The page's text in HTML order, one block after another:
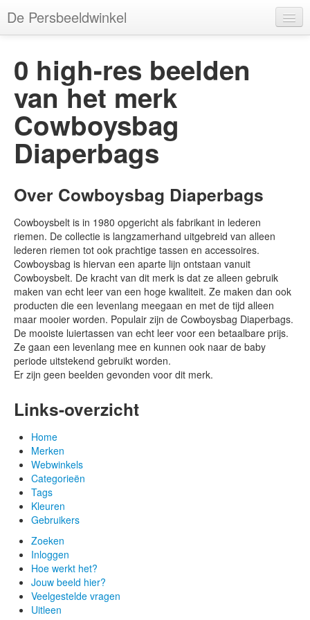
De Persbeeldwinkel
Webwinkels
Categorieën
Tags
Kleuren
Account
0 high-res beelden
van het merk
Cowboysbag
Diaperbags
Over Cowboysbag Diaperbags
Cowboysbelt is in 1980 opgericht als fabrikant in lederen
riemen. De collectie is langzamerhand uitgebreid van alleen
lederen riemen tot ook prachtige tassen en accessoires.
Cowboysbag is hiervan een aparte lijn ontstaan vanuit
Cowboysbelt. De kracht van dit merk is dat ze alleen gebruik
maken van echt leer van een hoge kwaliteit. Ze maken dan ook
producten die een levenlang meegaan en met de tijd alleen
maar mooier worden. Populair zijn de Cowboysbag Diaperbags.
De mooiste luiertassen van echt leer voor een betaalbare prijs.
Ze gaan een levenlang mee en kunnen ook naar de baby
periode uitstekend gebruikt worden.
Er zijn geen beelden gevonden voor dit merk.
Links-overzicht
Home
Merken
Webwinkels
Categorieën
Tags
Kleuren
Gebruikers
Zoeken
Inloggen
Hoe werkt het?
Jouw beeld hier?
Veelgestelde vragen
Uitleen